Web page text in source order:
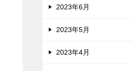
2023年6月
2023年5月
2023年4月